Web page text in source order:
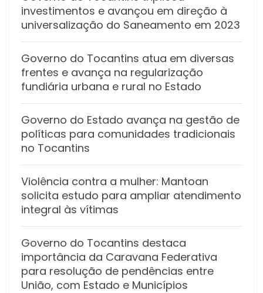
investimentos e avançou em direção à
universalização do Saneamento em 2023
Governo do Tocantins atua em diversas
frentes e avança na regularização
fundiária urbana e rural no Estado
Governo do Estado avança na gestão de
políticas para comunidades tradicionais
no Tocantins
Violência contra a mulher: Mantoan
solicita estudo para ampliar atendimento
integral às vítimas
Governo do Tocantins destaca
importância da Caravana Federativa
para resolução de pendências entre
União, com Estado e Municípios